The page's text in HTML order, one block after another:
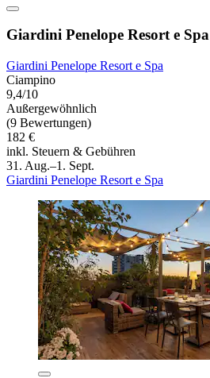
Giardini Penelope Resort e Spa
Giardini Penelope Resort e Spa
Ciampino
9,4/10
Außergewöhnlich
(9 Bewertungen)
182 €
inkl. Steuern & Gebühren
31. Aug.–1. Sept.
Giardini Penelope Resort e Spa